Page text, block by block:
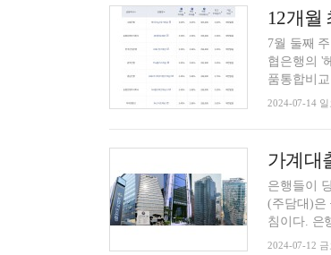
7월 둘째
협은행의 '
품통합비
2024-07-14
가계대
은행들이
(주담대)은
침이다. 은
2024-07-12